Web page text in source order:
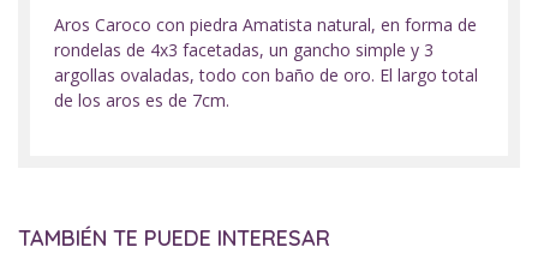
Aros Caroco con piedra Amatista natural, en forma de
rondelas de 4x3 facetadas, un gancho simple y 3
argollas ovaladas, todo con baño de oro. El largo total
de los aros es de 7cm.
TAMBIÉN TE PUEDE INTERESAR